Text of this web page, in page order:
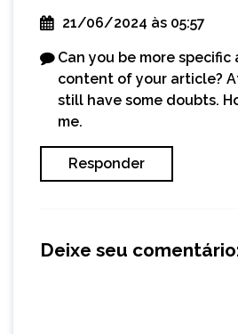
21/06/2024 às 05:57
Can you be more
content of your article?
still have some doubts.
me.
Responder
Deixe seu